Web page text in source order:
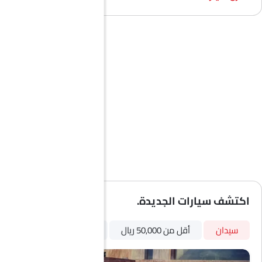
اكتشف سيارات الجديدة.
سيدان أقل من 50,000 ريال